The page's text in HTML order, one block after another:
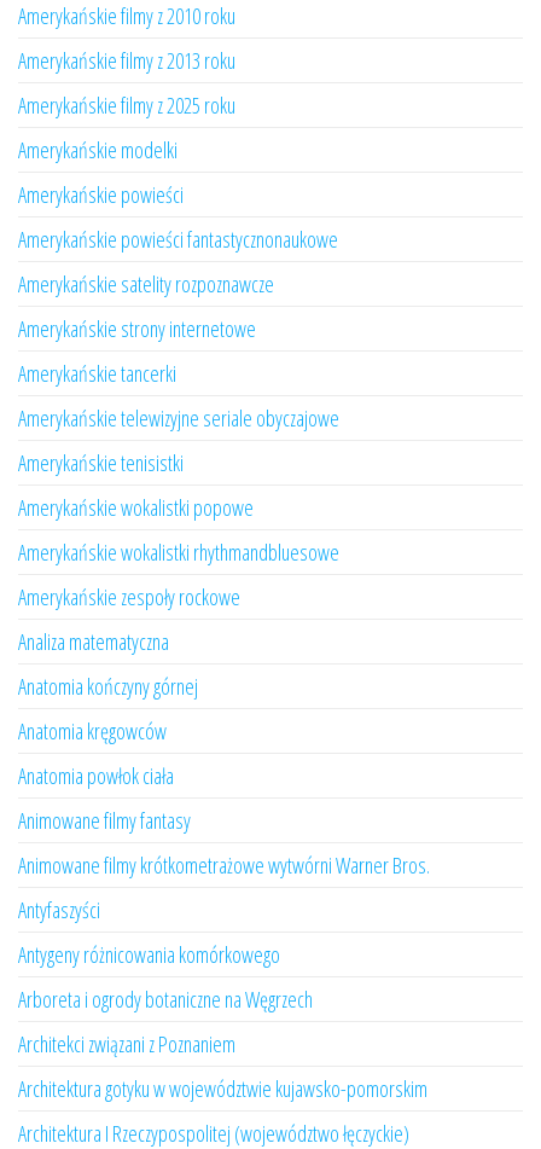
Amerykańskie filmy z 2010 roku
Amerykańskie filmy z 2013 roku
Amerykańskie filmy z 2025 roku
Amerykańskie modelki
Amerykańskie powieści
Amerykańskie powieści fantastycznonaukowe
Amerykańskie satelity rozpoznawcze
Amerykańskie strony internetowe
Amerykańskie tancerki
Amerykańskie telewizyjne seriale obyczajowe
Amerykańskie tenisistki
Amerykańskie wokalistki popowe
Amerykańskie wokalistki rhythmandbluesowe
Amerykańskie zespoły rockowe
Analiza matematyczna
Anatomia kończyny górnej
Anatomia kręgowców
Anatomia powłok ciała
Animowane filmy fantasy
Animowane filmy krótkometrażowe wytwórni Warner Bros.
Antyfaszyści
Antygeny różnicowania komórkowego
Arboreta i ogrody botaniczne na Węgrzech
Architekci związani z Poznaniem
Architektura gotyku w województwie kujawsko-pomorskim
Architektura I Rzeczypospolitej (województwo łęczyckie)